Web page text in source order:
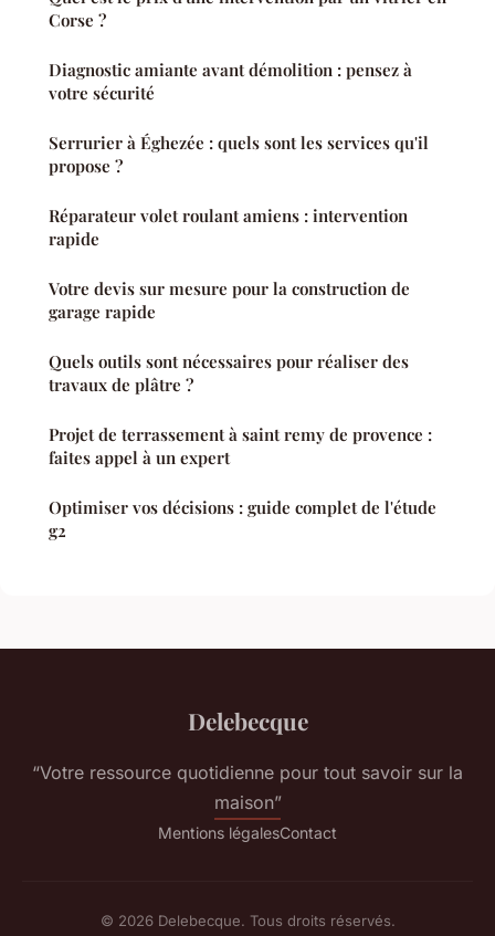
Corse ?
Diagnostic amiante avant démolition : pensez à
votre sécurité
Serrurier à Éghezée : quels sont les services qu'il
propose ?
Réparateur volet roulant amiens : intervention
rapide
Votre devis sur mesure pour la construction de
garage rapide
Quels outils sont nécessaires pour réaliser des
travaux de plâtre ?
Projet de terrassement à saint remy de provence :
faites appel à un expert
Optimiser vos décisions : guide complet de l'étude
g2
Delebecque
“Votre ressource quotidienne pour tout savoir sur la
maison”
Mentions légalesContact
© 2026 Delebecque. Tous droits réservés.